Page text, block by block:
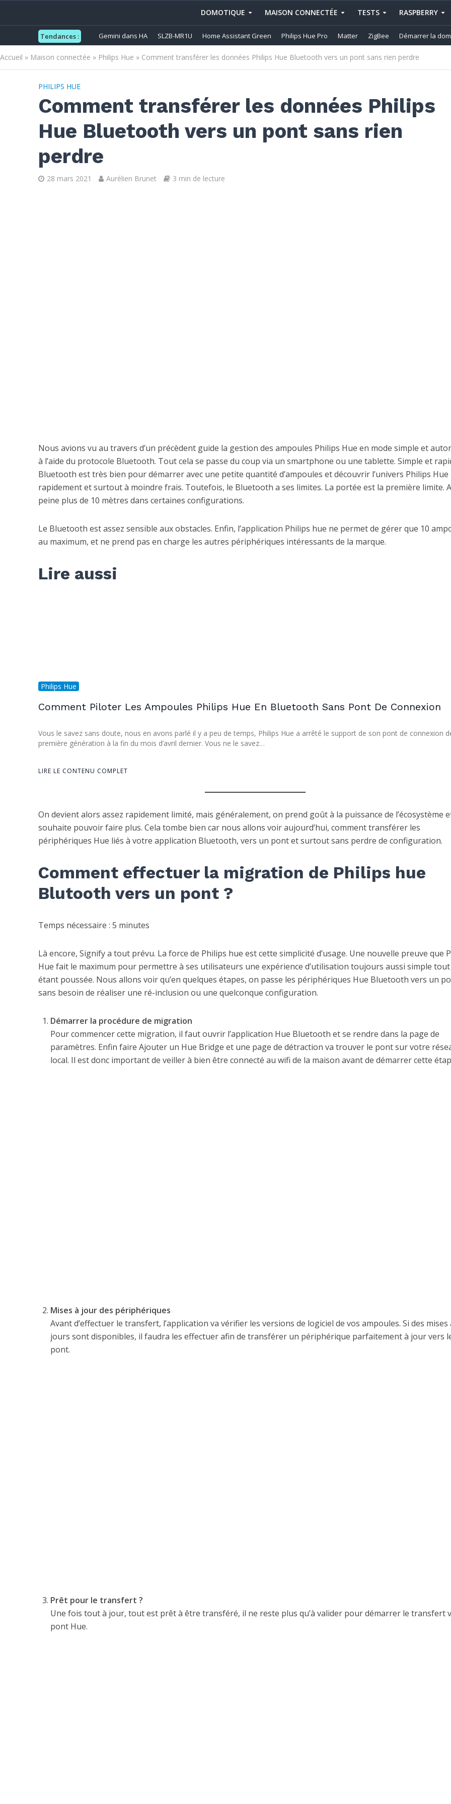
DOMOTIQUE MAISON CONNECTÉE TESTS RASPBERRY
Tendances : Gemini dans HA SLZB-MR1U Home Assistant Green Philips Hue Pro Matter ZigBee Démarrer la
Accueil » Maison connectée » Philips Hue » Comment transférer les données Philips Hue Bluetooth vers un pont sans rien perdre
PHILIPS HUE
Comment transférer les données Philips
Hue Bluetooth vers un pont sans rien
perdre
28 mars 2021 Aurélien Brunet 3 min de lecture
Nous avions vu au travers d’un précèdent guide la gestion des ampoules Philips Hue en mode simple et
à l’aide du protocole Bluetooth. Tout cela se passe du coup via un smartphone ou une tablette. Simple et
Bluetooth est très bien pour démarrer avec une petite quantité d’ampoules et découvrir l’univers Philips Hue
rapidement et surtout à moindre frais. Toutefois, le Bluetooth a ses limites. La portée est la première limite. A
peine plus de 10 mètres dans certaines configurations.
Le Bluetooth est assez sensible aux obstacles. Enfin, l’application Philips hue ne permet de gérer que 10
au maximum, et ne prend pas en charge les autres périphériques intéressants de la marque.
Lire aussi
Philips Hue
Comment Piloter Les Ampoules Philips Hue En Bluetooth Sans Pont De Connexion
Vous le savez sans doute, nous en avons parlé il y a peu de temps, Philips Hue a arrêté le support de son pont de connexion
première génération à la fin du mois d’avril dernier. Vous ne le savez…
LIRE LE CONTENU COMPLET
On devient alors assez rapidement limité, mais généralement, on prend goût à la puissance de l’écosystème
souhaite pouvoir faire plus. Cela tombe bien car nous allons voir aujourd’hui, comment transférer les
périphériques Hue liés à votre application Bluetooth, vers un pont et surtout sans perdre de configuration.
Comment effectuer la migration de Philips hue
Blutooth vers un pont ?
Temps nécessaire : 5 minutes
Là encore, Signify a tout prévu. La force de Philips hue est cette simplicité d’usage. Une nouvelle preuve que
Hue fait le maximum pour permettre à ses utilisateurs une expérience d’utilisation toujours aussi simple
étant poussée. Nous allons voir qu’en quelques étapes, on passe les périphériques Hue Bluetooth vers un
sans besoin de réaliser une ré-inclusion ou une quelconque configuration.
Démarrer la procédure de migration
Pour commencer cette migration, il faut ouvrir l’application Hue Bluetooth et se rendre dans la page de
paramètres. Enfin faire Ajouter un Hue Bridge et une page de détraction va trouver le pont sur votre
local. Il est donc important de veiller à bien être connecté au wifi de la maison avant de démarrer cette
Mises à jour des périphériques
Avant d’effectuer le transfert, l’application va vérifier les versions de logiciel de vos ampoules. Si des mises
jours sont disponibles, il faudra les effectuer afin de transférer un périphérique parfaitement à jour vers
pont.
Prêt pour le transfert ?
Une fois tout à jour, tout est prêt à être transféré, il ne reste plus qu’à valider pour démarrer le transfert
pont Hue.